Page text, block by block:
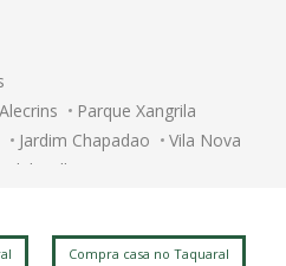
Parque Xangrila
Jardim Chapadao
Vila Nova
Alphaville Campinas
Hélène
Jardim Conceicao
Compra casa no Taquaral